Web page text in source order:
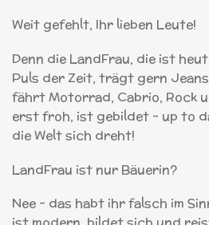
Weit gefehlt, Ihr lieben Leute!
Denn die LandFrau, die ist
Puls der Zeit, trägt gern
fährt Motorrad, Cabrio, Rock
erst froh, ist gebildet – up to
die Welt sich dreht!
LandFrau ist nur Bäuerin?
Nee – das habt ihr falsch im